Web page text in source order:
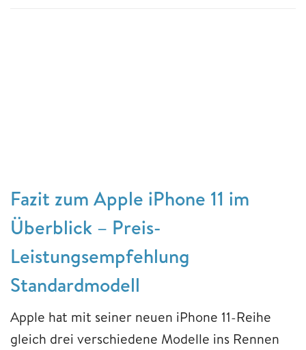
Fazit zum Apple iPhone 11 im
Überblick – Preis-
Leistungsempfehlung
Standardmodell
Apple hat mit seiner neuen iPhone 11-Reihe
gleich drei verschiedene Modelle ins Rennen